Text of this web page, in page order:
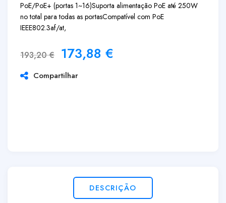
PoE/PoE+ (portas 1~16)Suporta alimentação PoE até 250W
no total para todas as portasCompatível com PoE
IEEE802.3af/at,
193,20€ 173,88 €
Compartilhar
DESCRIÇÃO